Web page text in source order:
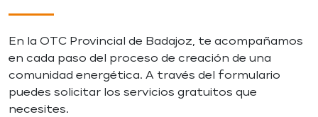
En la OTC Provincial de Badajoz, te acompañamos
en cada paso del proceso de creación de una
comunidad energética. A través del formulario
puedes solicitar los servicios gratuitos que
necesites.